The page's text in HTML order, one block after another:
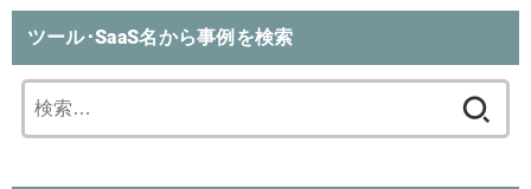
ツール･SaaS名から事例を検索
索: